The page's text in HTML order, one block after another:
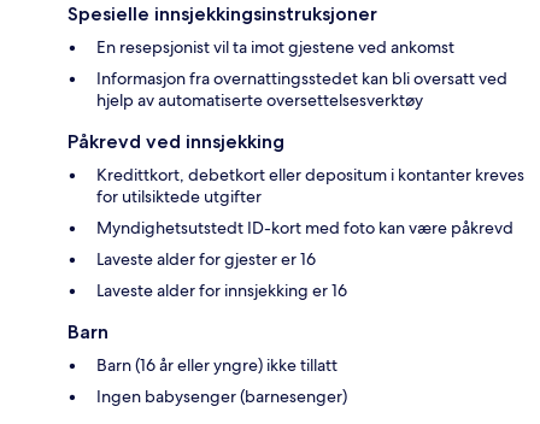
Spesielle innsjekkingsinstruksjoner
En resepsjonist vil ta imot gjestene ved ankomst
Informasjon fra overnattingsstedet kan bli oversatt ved
hjelp av automatiserte oversettelsesverktøy
Påkrevd ved innsjekking
Kredittkort, debetkort eller depositum i kontanter kreves
for utilsiktede utgifter
Myndighetsutstedt ID-kort med foto kan være påkrevd
Laveste alder for gjester er 16
Laveste alder for innsjekking er 16
Barn
Barn (16 år eller yngre) ikke tillatt
Ingen babysenger (barnesenger)